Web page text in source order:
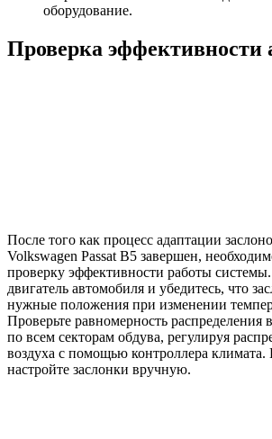
оборудование.
Проверка эффективности
После того как процесс адаптации
Volkswagen Passat B5 завершен,
проверку эффективности работы
двигатель автомобиля и убедитесь, что
нужные положения при изменении
Проверьте равномерность распределения
по всем секторам обдува, регулируя
воздуха с помощью контроллера
настройте заслонки вручную.